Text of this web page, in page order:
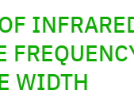
WIDTH